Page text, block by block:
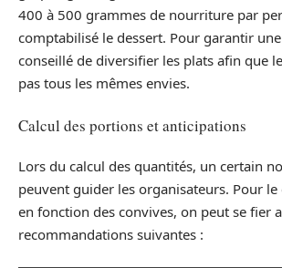
400 à 500 grammes de nourriture par
comptabilisé le dessert. Pour garantir
conseillé de diversifier les plats afin que
pas tous les mêmes envies.
Calcul des portions et anticipations
Lors du calcul des quantités, un certain
peuvent guider les organisateurs. Pour le
en fonction des convives, on peut se fier
recommandations suivantes :